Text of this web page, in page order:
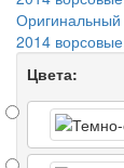
2014
Цвета: